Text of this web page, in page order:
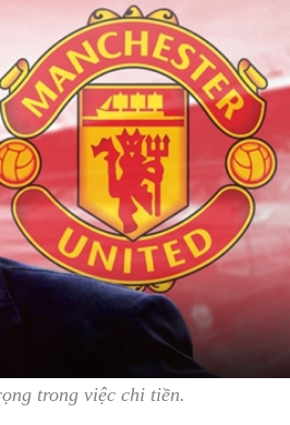
trong việc chi tiền.